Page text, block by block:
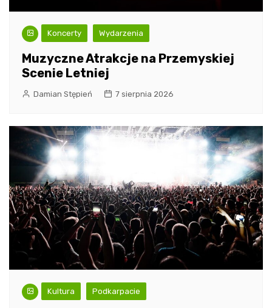
Koncerty Wydarzenia
Muzyczne Atrakcje na Przemyskiej
Scenie Letniej
Damian Stępień 7 sierpnia 2026
Kultura Podkarpacie